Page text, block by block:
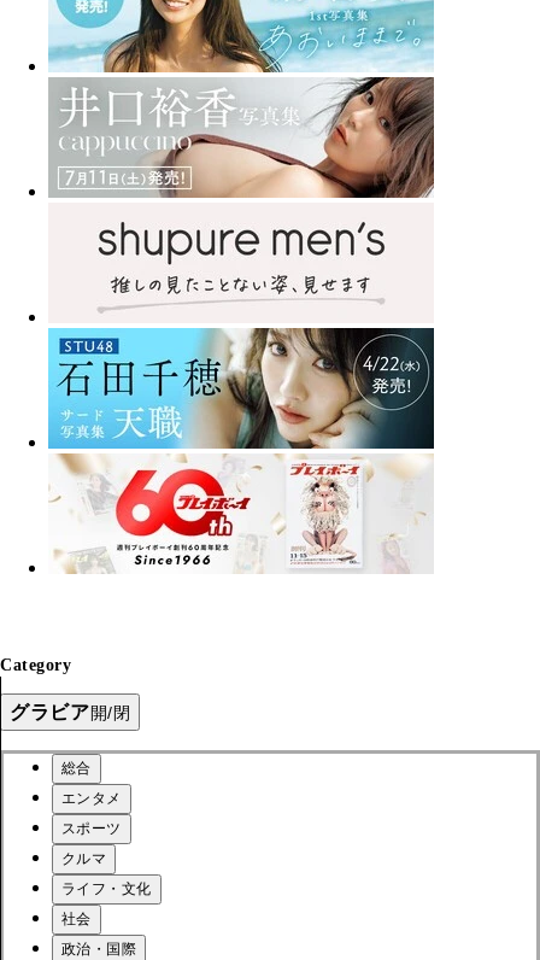
Category
グラビア開/閉
総合
エンタメ
スポーツ
クルマ
ライフ・文化
社会
政治・国際